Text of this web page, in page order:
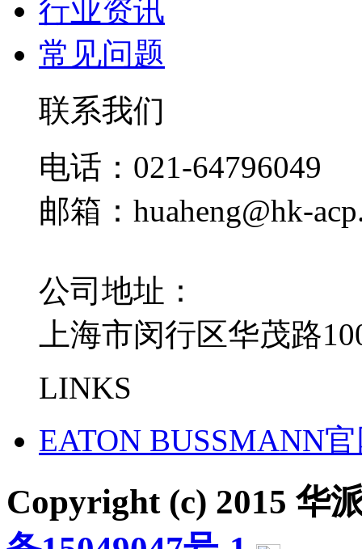
行业资讯
常见问题
联系我们
电话：021-64796049
邮箱：huaheng@hk-
公司地址：
上海市闵行区华茂路
LINKS
EATON BUSSMANN
Copyright (c) 2015 华